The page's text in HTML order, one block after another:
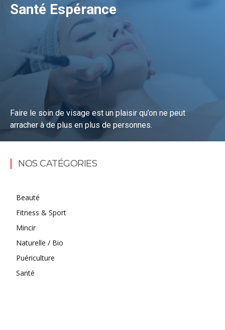
Santé Espérance
Faire le soin de visage est un plaisir qu’on ne peut
arracher à de plus en plus de personnes.
Lire la suite
NOS CATÉGORIES
Beauté
Fitness & Sport
Mincir
Naturelle / Bio
Puériculture
Santé